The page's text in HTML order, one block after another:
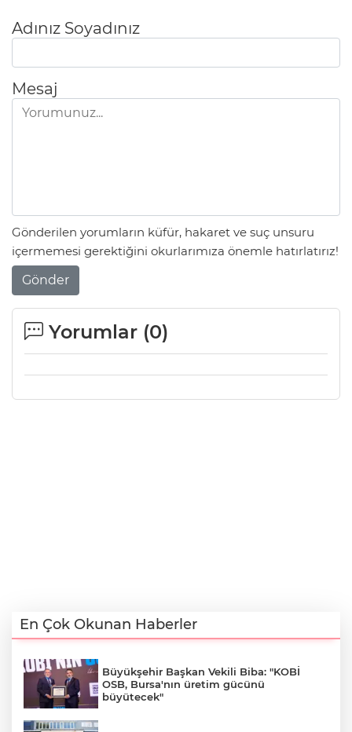
Adınız Soyadınız
Mesaj
Gönderilen yorumların küfür, hakaret ve suç unsuru
içermemesi gerektiğini okurlarımıza önemle hatırlatırız!
Gönder
Yorumlar (0)
En Çok Okunan Haberler
Büyükşehir Başkan Vekili Biba: "KOBİ
OSB, Bursa'nın üretim gücünü
büyütecek"